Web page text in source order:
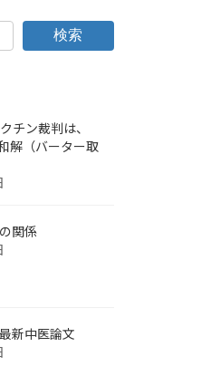
検索
チン裁判は、
解（バーター取
関係
新中医論文